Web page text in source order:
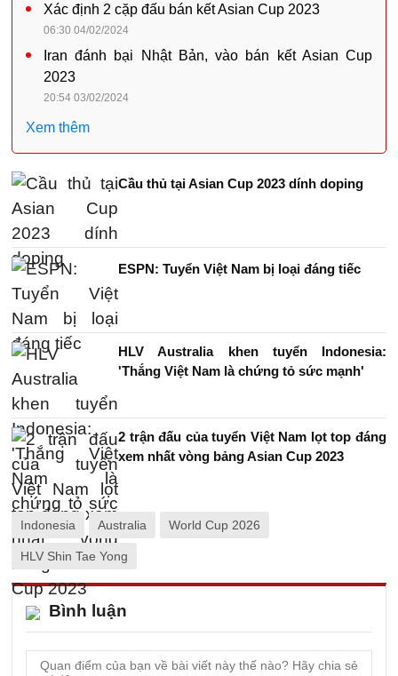
Xác định 2 cặp đấu bán kết Asian Cup 2023
06:30 04/02/2024
Iran đánh bại Nhật Bản, vào bán kết Asian Cup
2023
20:54 03/02/2024
Xem thêm
Cầu thủ tại Asian Cup 2023 dính doping
ESPN: Tuyển Việt Nam bị loại đáng tiếc
HLV Australia khen tuyển Indonesia:
'Thắng Việt Nam là chứng tỏ sức mạnh'
2 trận đấu của tuyển Việt Nam lọt top đáng
xem nhất vòng bảng Asian Cup 2023
Indonesia Australia World Cup 2026
HLV Shin Tae Yong
Bình luận